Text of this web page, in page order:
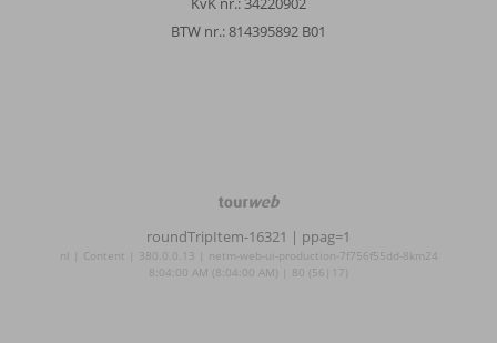
BTW nr.: 814395892 B01
TourWeb
©
NetMatch
roundTripItem-16321 | ppag=1
nl | Content | 380.0.0.13 | netm-web-ui-production-7f756f55dd-8km24
8:04:00 AM (8:04:00 AM) | 80 (56|17)